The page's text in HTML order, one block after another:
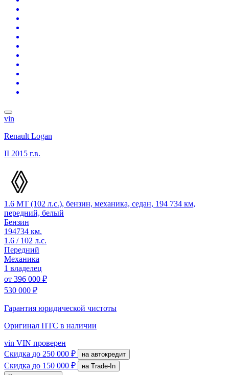
vin
Renault Logan
II 2015 г.в.
1.6 MT (102 л.с.), бензин, механика, седан, 194 734 км,
передний, белый
Бензин
194734 км.
1.6 / 102 л.с.
Передний
Механика
1 владелец
от 396 000 ₽
530 000 ₽
Гарантия юридической чистоты
Оригинал ПТС в наличии
vin VIN проверен
Скидка до 250 000 ₽ на автокредит
Скидка до 150 000 ₽
на Trade-In